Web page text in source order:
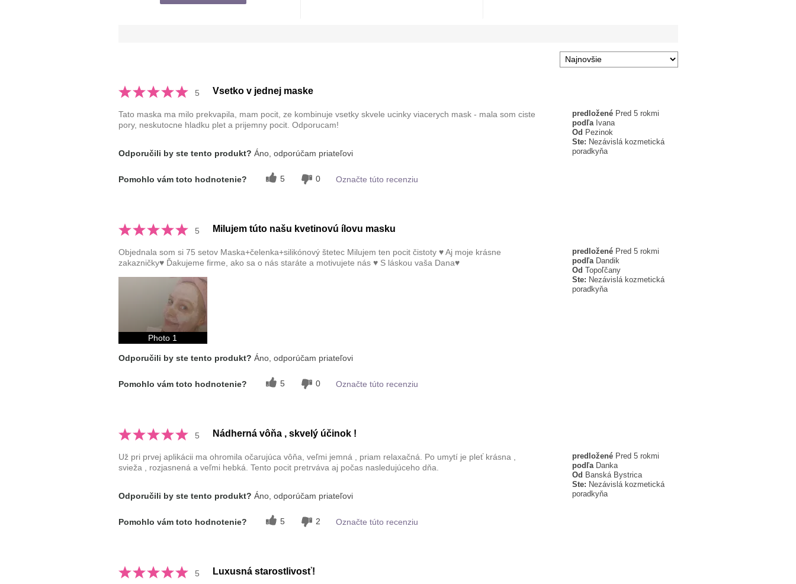
5 Vsetko v jednej maske
predložené Pred 5 rokmi
podľa Ivana
Od Pezinok
Ste: Nezávislá kozmetická
poradkyňa
Tato maska ma milo prekvapila, mam pocit, ze kombinuje vsetky skvele ucinky viacerych mask - mala som ciste
pory, neskutocne hladku plet a prijemny pocit. Odporucam!
Odporučili by ste tento produkt? Áno, odporúčam priateľovi
Pomohlo vám toto hodnotenie? 5 0 Označte túto recenziu
5 Milujem túto našu kvetinovú ílovu masku
predložené Pred 5 rokmi
podľa Dandik
Od Topoľčany
Ste: Nezávislá kozmetická
poradkyňa
Objednala som si 75 setov Maska+čelenka+silikónový štetec Milujem ten pocit čistoty ♥️ Aj moje krásne
zakazničky♥️ Ďakujeme firme, ako sa o nás staráte a motivujete nás ♥️ S láskou vaša Dana♥️
Photo 1
Odporučili by ste tento produkt? Áno, odporúčam priateľovi
Pomohlo vám toto hodnotenie? 5 0 Označte túto recenziu
5 Nádherná vôňa , skvelý účinok !
predložené Pred 5 rokmi
podľa Danka
Od Banská Bystrica
Ste: Nezávislá kozmetická
poradkyňa
Už pri prvej aplikácii ma ohromila očarujúca vôňa, veľmi jemná , priam relaxačná. Po umytí je pleť krásna ,
svieža , rozjasnená a veľmi hebká. Tento pocit pretrváva aj počas nasledujúceho dňa.
Odporučili by ste tento produkt? Áno, odporúčam priateľovi
Pomohlo vám toto hodnotenie? 5 2 Označte túto recenziu
5 Luxusná starostlivosť!